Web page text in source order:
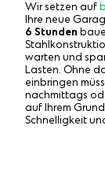
Wir setzen auf
Ihre neue
6 Stunden
warten und
Lasten. Ohne
einbringen
nachmittags
auf Ihrem
Schnelligkeit